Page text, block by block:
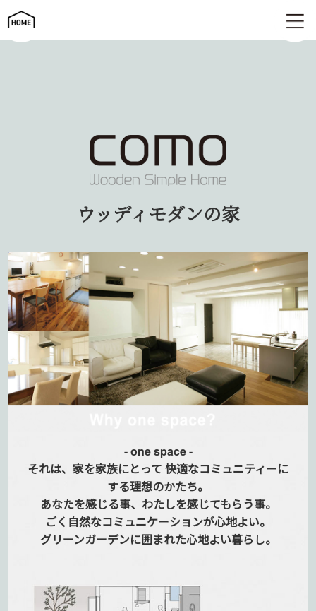
ウッディモダンの家 | como コモ
ウッディモダンの家
- one space -
それは、家を家族にとって 快適なコミュニティーに
する理想のかたち。
あなたを感じる事、 わたしを感じてもらう事。
ごく自然なコミュニケーションが心地よい。
グリーンガーデンに囲まれた心地よい暮らし。